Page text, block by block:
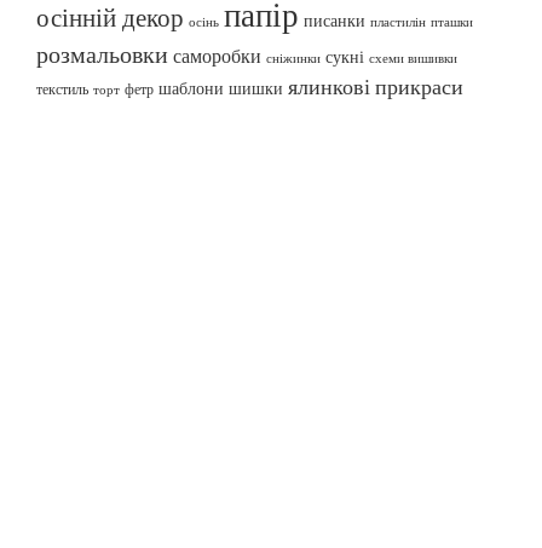
осінній декор осінь папір писанки пластилін пташки
розмальовки саморобки сніжинки сукні схеми вишивки
текстиль торт фетр шаблони шишки ялинкові прикраси